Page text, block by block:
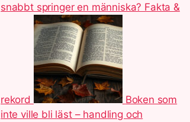
snabbt springer en människa? Fakta &
rekord
Boken som
inte ville bli läst – handling och